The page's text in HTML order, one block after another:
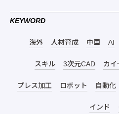
KEYWORD
海外 人材育成 中国 AI
スキル 3次元CAD カイ
プレス加工 ロボット 自動化
インド